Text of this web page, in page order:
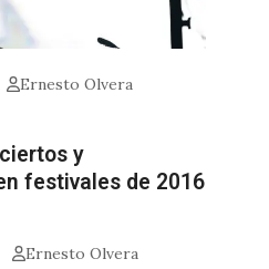
Ernesto Olvera
y
festivales de 2016
Ernesto Olvera